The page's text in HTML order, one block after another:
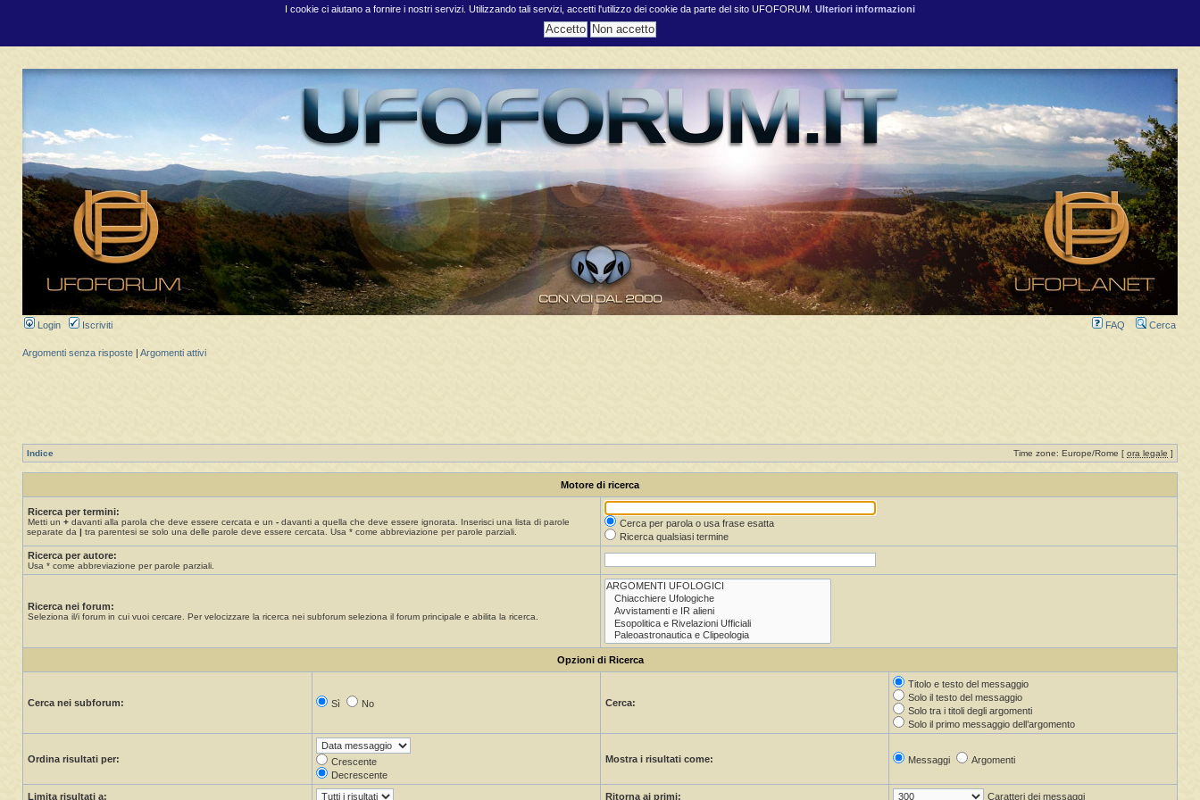
I cookie ci aiutano a fornire i nostri servizi. Utilizzando tali servizi, accetti l'utilizzo dei cookie da parte del sito UFOFORUM. Ulteriori informazioni
Login Iscriviti FAQ Cerca
Argomenti senza risposte Argomenti attivi
Indice Time zone: Europe/Rome [ ora legale ]
Motore di ricerca
Ricerca per termini:
Metti un + davanti alla parola che deve essere cercata e un - davanti a quella che deve essere ignorata. Inserisci una lista di parole
separate da
tra parentesi se solo una delle parole deve essere cercata. Usa * come abbreviazione per parole parziali.
Cerca per parola o usa frase esatta
Ricerca qualsiasi termine
Ricerca per autore:
Usa * come abbreviazione per parole parziali.
Ricerca nei forum:
Seleziona il/i forum in cui vuoi cercare. Per velocizzare la ricerca nei subforum seleziona il forum principale e abilita la ricerca.
Opzioni di Ricerca
Cerca nei subforum: Sì No Cerca:
Titolo e testo del messaggio
Solo il testo del messaggio
Solo tra i titoli degli argomenti
Solo il primo messaggio dell’argomento
Ordina risultati per:
Crescente
Decrescente
Mostra i risultati come: Messaggi Argomenti
Limita risultati a: Ritorna ai primi: Caratteri dei messaggi